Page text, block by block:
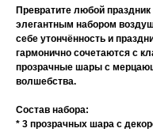
Превратите любой
элегантным набором
себе утончённость и
гармонично сочетаются с
прозрачные шары с
волшебства.
Состав набора:
* 3 прозрачных шара с